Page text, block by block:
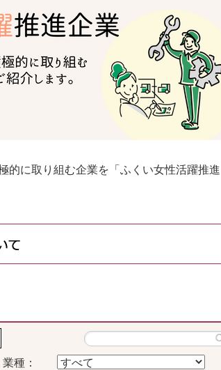
に取り組む企業を「ふくい女性活躍推進
業種：